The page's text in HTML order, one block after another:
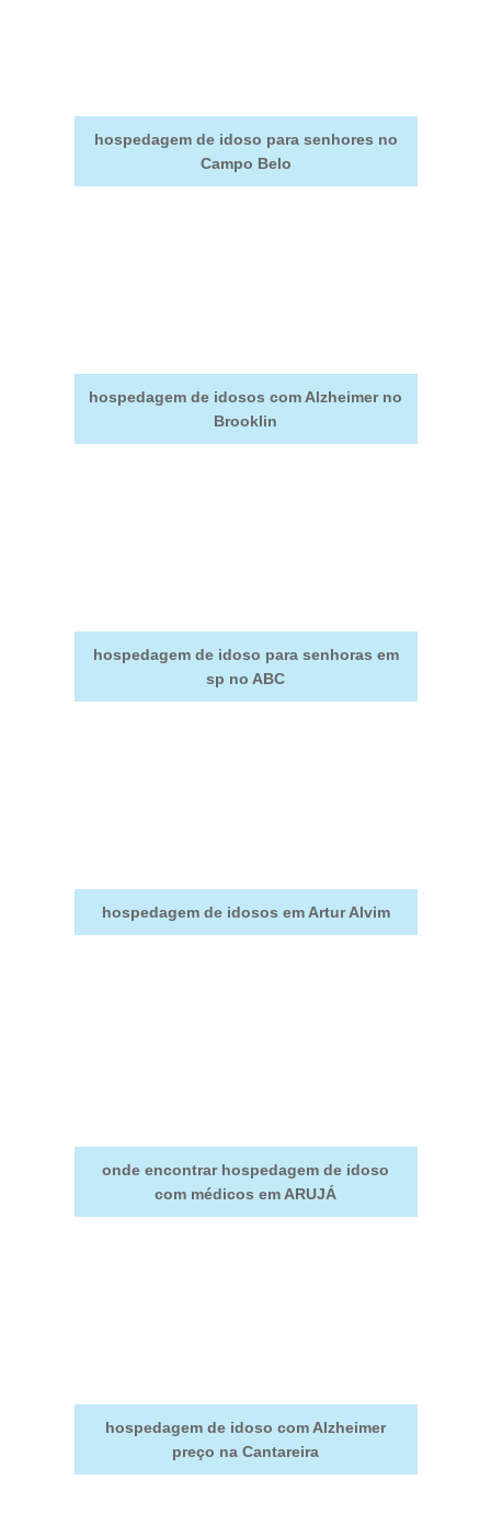
hospedagem de idoso para senhores no
Campo Belo
hospedagem de idosos com Alzheimer no
Brooklin
hospedagem de idoso para senhoras em
sp no ABC
hospedagem de idosos em Artur Alvim
onde encontrar hospedagem de idoso
com médicos em ARUJÁ
hospedagem de idoso com Alzheimer
preço na Cantareira